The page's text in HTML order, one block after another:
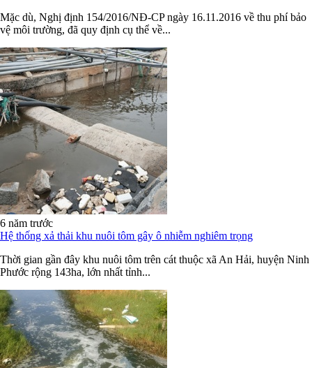
Mặc dù, Nghị định 154/2016/NĐ-CP ngày 16.11.2016 về thu phí bảo
vệ môi trường, đã quy định cụ thể về...
6 năm trước
Hệ thống xả thải khu nuôi tôm gây ô nhiễm nghiêm trọng
Thời gian gần đây khu nuôi tôm trên cát thuộc xã An Hải, huyện Ninh
Phước rộng 143ha, lớn nhất tỉnh...